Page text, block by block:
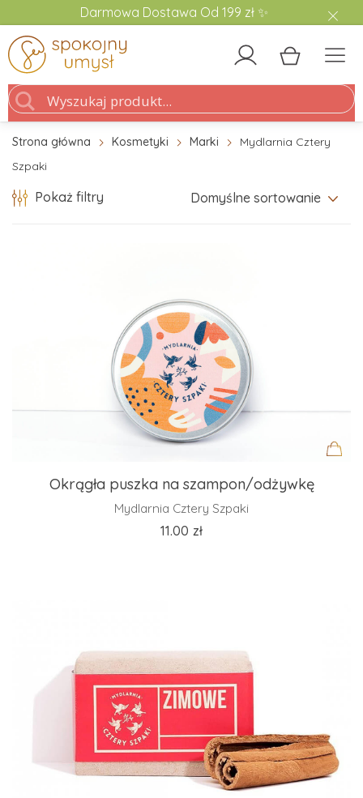
Darmowa Dostawa Od 199 zł ✨
Strona główna Kosmetyki Marki
Mydlarnia Cztery
Szpaki
Pokaż filtry Domyślne sortowanie
Okrągła puszka na szampon/odżywkę
Mydlarnia Cztery Szpaki
11.00 zł